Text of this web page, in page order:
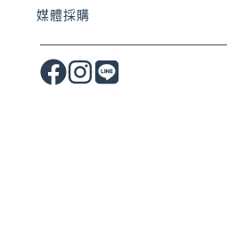
媒體採購